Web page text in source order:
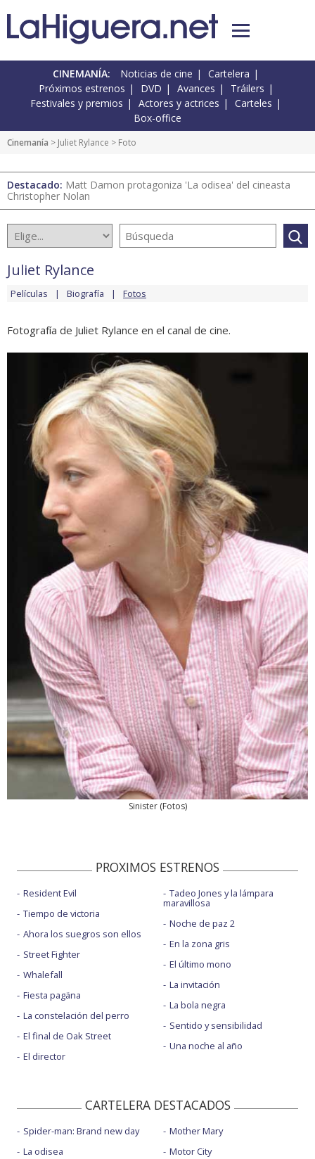
CINEMANÍA: Noticias de cine
Cartelera
Próximos estrenos
DVD Avances
Tráilers
Festivales y premios
Actores y actrices
Carteles
Box-office
Cinemanía > Juliet Rylance > Foto
Destacado: Matt Damon protagoniza 'La odisea' del cineasta
Christopher Nolan
Juliet Rylance
Películas Biografía Fotos
Fotografía de Juliet Rylance en el canal de cine.
Sinister(Fotos)
PROXIMOS ESTRENOS
Resident Evil
Tiempo de victoria
Ahora los suegros son ellos
Street Fighter
Whalefall
Fiesta pagäna
La constelación del perro
El final de Oak Street
El director
Tadeo Jones y la lámpara
maravillosa
Noche de paz 2
En la zona gris
El último mono
La invitación
La bola negra
Sentido y sensibilidad
Una noche al año
CARTELERA DESTACADOS
Spider-man: Brand new day
La odisea
Mother Mary
Motor City